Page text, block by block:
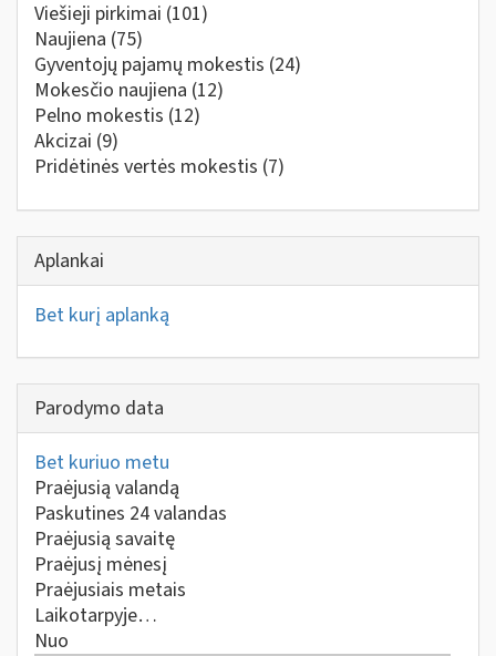
Viešieji pirkimai (101)
Naujiena (75)
Gyventojų pajamų mokestis (24)
Mokesčio naujiena (12)
Pelno mokestis (12)
Akcizai (9)
Pridėtinės vertės mokestis (7)
Aplankai
Bet kurį aplanką
Parodymo data
Bet kuriuo metu
Praėjusią valandą
Paskutines 24 valandas
Praėjusią savaitę
Praėjusį mėnesį
Praėjusiais metais
Laikotarpyje…
Nuo